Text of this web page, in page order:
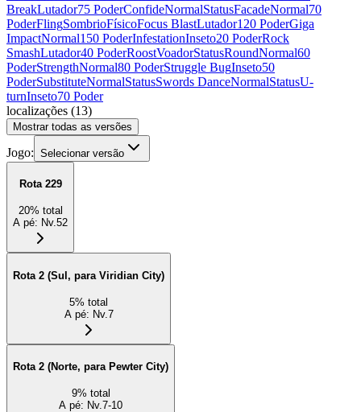
BreakLutador75 PoderConfideNormalStatusFacadeNormal70
PoderFlingSombrioFísicoFocus BlastLutador120 PoderGiga
ImpactNormal150 PoderInfestationInseto20 PoderRock
SmashLutador40 PoderRoostVoadorStatusRoundNormal60
PoderStrengthNormal80 PoderStruggle BugInseto50
PoderSubstituteNormalStatusSwords DanceNormalStatusU-
turnInseto70 Poder
localizações (13)
Mostrar todas as versões
Jogo: Selecionar versão
Rota 229
20% total
A pé: Nv.52
Rota 2 (Sul, para Viridian City)
5% total
A pé: Nv.7
Rota 2 (Norte, para Pewter City)
9% total
A pé: Nv.7-10